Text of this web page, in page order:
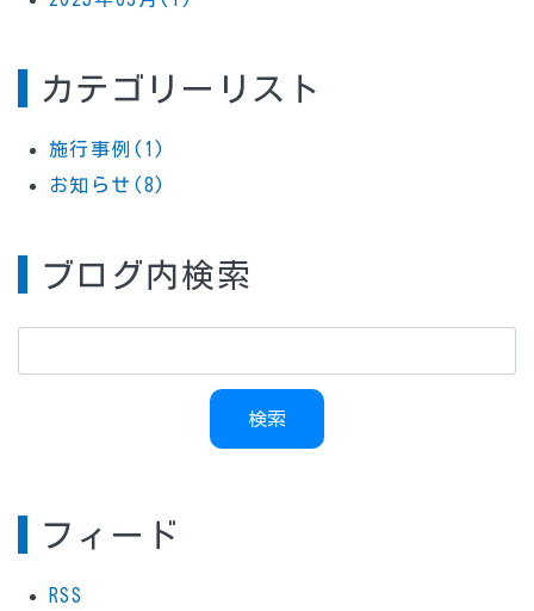
カテゴリーリスト
施行事例(1)
お知らせ(8)
ブログ内検索
フィード
RSS